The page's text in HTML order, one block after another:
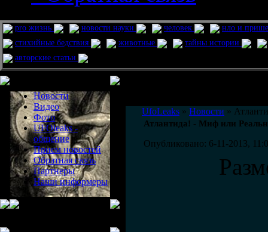
pro жизнь новости науки человек
нло и
стихийные бедствия
животные
тайны истории
авторские статьи
Новости
Видео
Фото
UFOleaks -
общение
Прием новостей
Обратная связь
Партнеры
Наши информеры
UfoLeaks » Новости »
Атлантида! - Миф или
Опубликовано: 6-11-2013,